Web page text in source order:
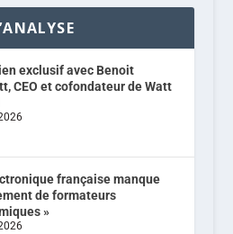
exclusif avec Benoit
CEO et cofondateur de Watt
française manque
de formateurs
»